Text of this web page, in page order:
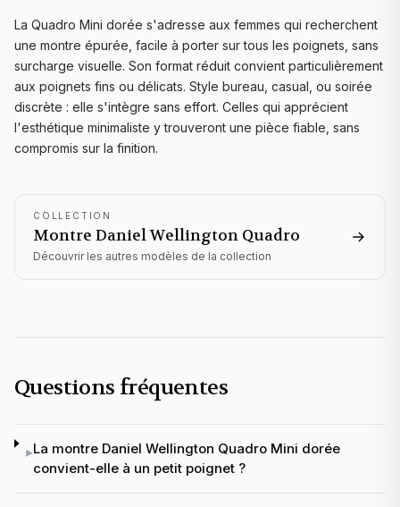
La Quadro Mini dorée s'adresse aux femmes qui recherchent
une montre épurée, facile à porter sur tous les poignets, sans
surcharge visuelle. Son format réduit convient particulièrement
aux poignets fins ou délicats. Style bureau, casual, ou soirée
discrète : elle s'intègre sans effort. Celles qui apprécient
l'esthétique minimaliste y trouveront une pièce fiable, sans
compromis sur la finition.
COLLECTION
Montre Daniel Wellington Quadro
Découvrir les autres modèles de la collection
Questions fréquentes
▸La montre Daniel Wellington Quadro Mini dorée
convient-elle à un petit poignet ?